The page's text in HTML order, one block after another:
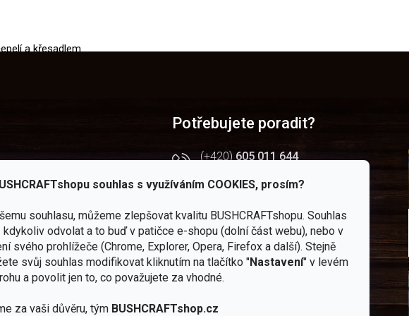
souhlas s využíváním COOKIES, prosím?
souhlasu, můžeme zlepšovat kvalitu BUSHCRAFTshopu. Souhlas
kdykoliv odvolat a to buď v patičce e-shopu (dolní část webu), nebo v
svého prohlížeče (Chrome, Explorer, Opera, Firefox a další). Stejně
svůj souhlas modifikovat kliknutím na tlačítko "Nastavení" v levém
a povolit jen to, co považujete za vhodné.
za vaši důvěru, tým BUSHCRAFTshop.cz
l
í
v
y
ý
p
i
s
u
a křesadlem
JuBö
Potřebujete poradit?
(+420) 605 011 644
Facebook
Všechny novinky na jednom místě
Instagram